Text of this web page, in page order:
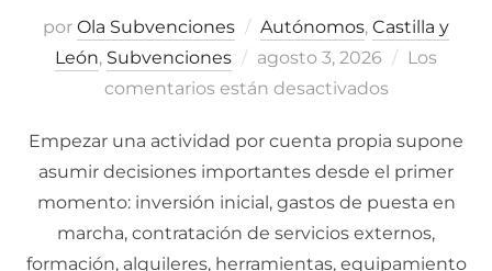
por Ola Subvenciones Autónomos, Castilla y
León, Subvenciones
Publicado
el
agosto 3, 2026
Los
comentarios están desactivados
Empezar una actividad por cuenta propia supone
asumir decisiones importantes desde el primer
momento: inversión inicial, gastos de puesta en
marcha, contratación de servicios externos,
formación, alquileres, herramientas, equipamiento